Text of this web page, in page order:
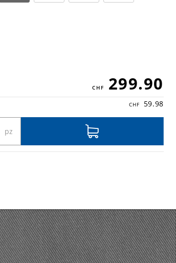
299.90
59.98